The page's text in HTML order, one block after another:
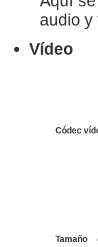
audio y
Vídeo
Códec
Tamaño